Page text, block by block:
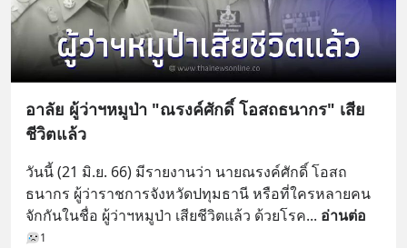
อาลัย ผู้ว่าฯหมูป่า "ณรงค์ศักดิ์ โอสถธนากร" เสีย
ชีวิตแล้ว
วันนี้ (21 มิ.ย. 66) มีรายงานว่า นายณรงค์ศักดิ์ โอสถ
ธนากร ผู้ว่าราชการจังหวัดปทุมธานี หรือที่ใครหลายคน
จักกันในชื่อ ผู้ว่าฯหมูป่า เสียชีวิตแล้ว ด้วยโรค... อ่านต่อ
1